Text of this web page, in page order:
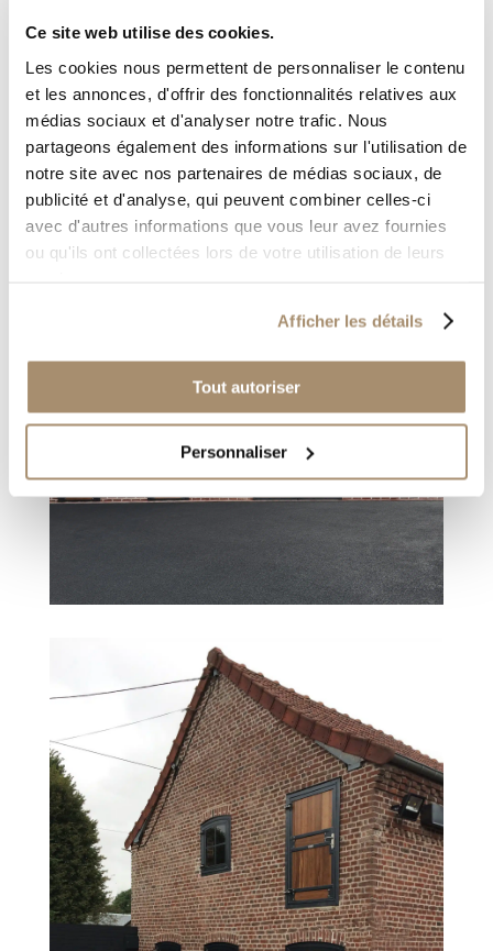
Ce site web utilise des cookies.
Les cookies nous permettent de personnaliser le contenu
et les annonces, d'offrir des fonctionnalités relatives aux
médias sociaux et d'analyser notre trafic. Nous
partageons également des informations sur l'utilisation de
notre site avec nos partenaires de médias sociaux, de
publicité et d'analyse, qui peuvent combiner celles-ci
avec d'autres informations que vous leur avez fournies
ou qu'ils ont collectées lors de votre utilisation de leurs
Afficher les détails
Tout autoriser
Personnaliser